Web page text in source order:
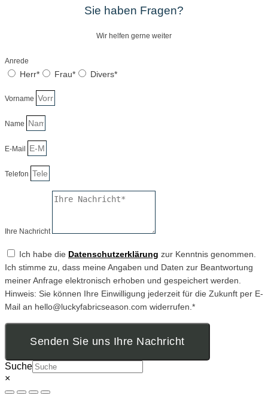
Sie haben Fragen?
Wir helfen gerne weiter
Anrede
Herr* Frau* Divers*
Vorname
Name
E-Mail
Telefon
Ihre Nachricht
Ich habe die Datenschutzerklärung zur Kenntnis genommen.
Ich stimme zu, dass meine Angaben und Daten zur Beantwortung
meiner Anfrage elektronisch erhoben und gespeichert werden.
Hinweis: Sie können Ihre Einwilligung jederzeit für die Zukunft per E-
Mail an hello@luckyfabricseason.com widerrufen.*
Senden Sie uns Ihre Nachricht
Suche
×